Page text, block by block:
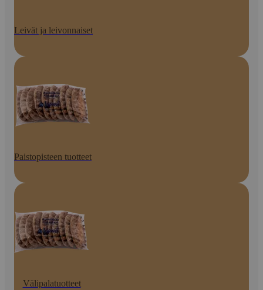
Leivät ja leivonnaiset
Paistopisteen tuotteet
Välipalatuotteet